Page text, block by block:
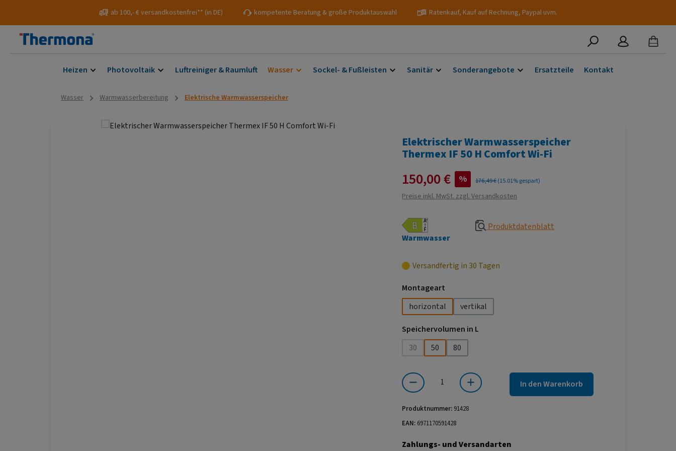
Zur Hauptnavigation springenab 100,- € versandkostenfrei** (in DE) kompetente Beratung & große Produktauswahl Ratenkauf, Kauf auf Rechnung, Paypal uvm.
Heizen Photovoltaik Luftreiniger & Raumluft Wasser Sockel- & Fußleisten Sanitär Sonderangebote Ersatzteile Kontakt
Wasser Warmwasserbereitung Elektrische Warmwasserspeicher
Bildergalerie überspringen
Elektrischer Warmwasserspeicher
Thermex IF 50 H Comfort Wi-Fi
Verkaufspreis:
150,00 € % Regulärer Preis:
176,49 €(15.01% gespart)
Preise inkl. MwSt. zzgl. Versandkosten
Warmwasser
Produktdatenblatt
Versandfertig in 30 Tagen
Montageart
horizontal
vertikal
Speichervolumen in L
30
(Diese Option ist zurzeit nicht verfügbar.)
50 80
Produkt Anzahl: Gib den gewünschten Wert ein oder benutze die Schaltflächen um die
In den Warenkorb
Produktnummer: 91428
EAN: 6971170591428
Zahlungs- und Versandarten